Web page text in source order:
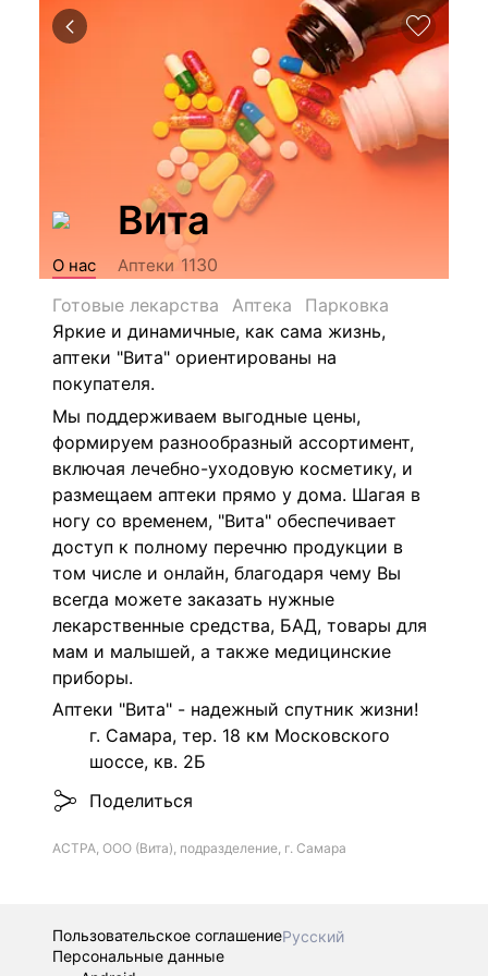
Вита
О нас Аптеки 1130
Готовые лекарства
Аптека
Парковка
Яркие и динамичные, как сама жизнь,
аптеки "Вита" ориентированы на
покупателя.
Мы поддерживаем выгодные цены,
формируем разнообразный ассортимент,
включая лечебно-уходовую косметику, и
размещаем аптеки прямо у дома. Шагая в
ногу со временем, "Вита" обеспечивает
доступ к полному перечню продукции в
том числе и онлайн, благодаря чему Вы
всегда можете заказать нужные
лекарственные средства, БАД, товары для
мам и малышей, а также медицинские
приборы.
Аптеки "Вита" - надежный спутник жизни!
г. Самара, тер. 18 км Московского
шоссе, кв. 2Б
Поделиться
АСТРА, ООО (Вита), подразделение, г. Самара
Пользовательское соглашениеРусский
Персональные данные